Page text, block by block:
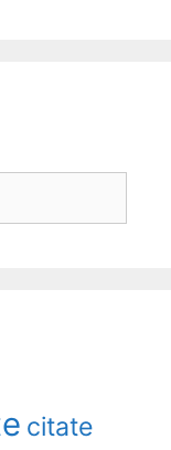
citate